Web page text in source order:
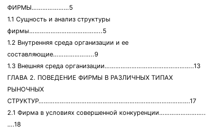
ФИРМЫ…………………5
1.1 Сущность и анализ структуры
фирмы…………………………………..5
1.2 Внутренняя среда организации и ее
составляющие…………………..9
1.3 Внешняя среда организации…………………………………………..13
ГЛАВА 2. ПОВЕДЕНИЕ ФИРМЫ В РАЗЛИЧНЫХ ТИПАХ
РЫНОЧНЫХ
СТРУКТУР………………………………………………………………………….17
2.1 Фирма в условиях совершенной конкуренции……………………..
….18